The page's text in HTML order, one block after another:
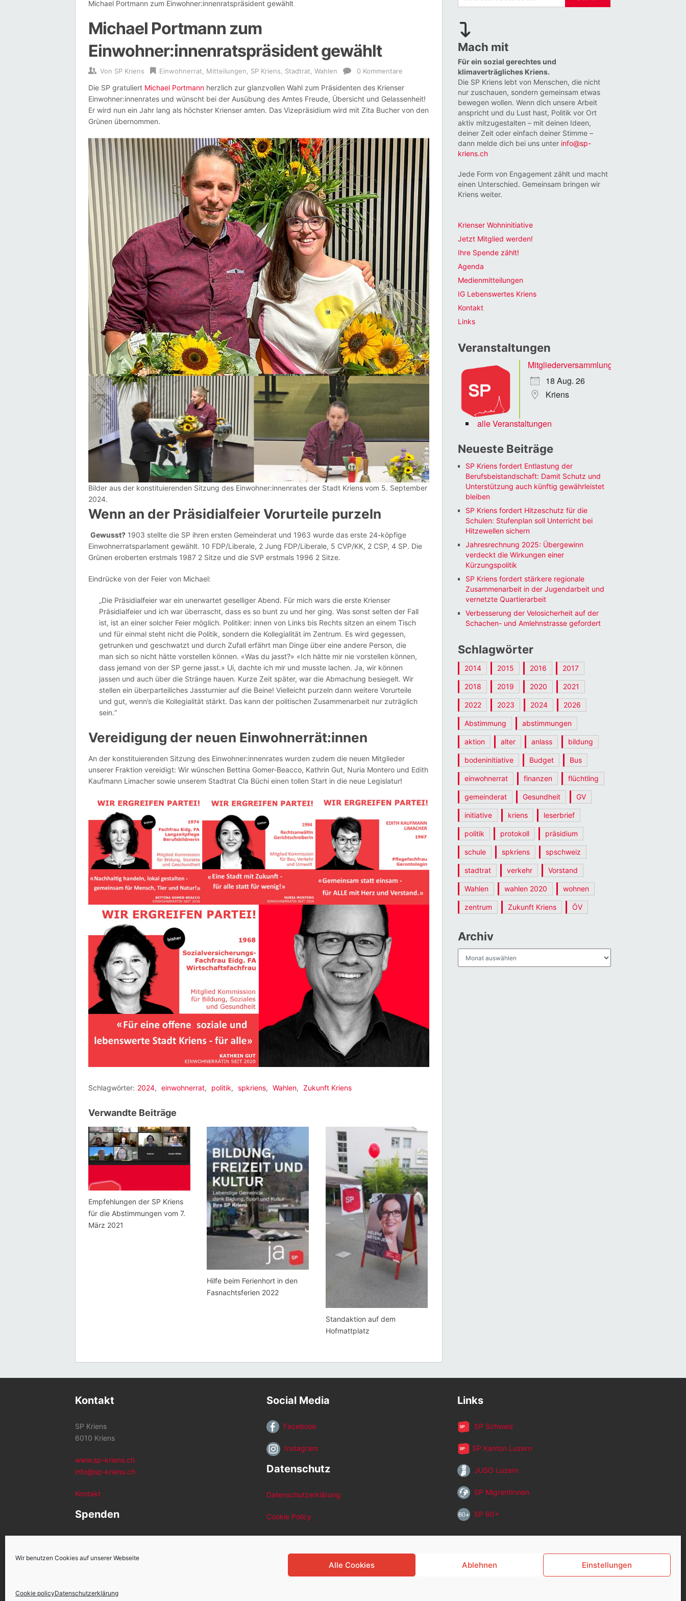
Wir benutzen Cookies auf unserer Webseite
Alle Cookies Ablehnen Einstellungen
Cookie policyDatenschutzerklärung
Michael Portmann zum Einwohner:innenratspräsident gewählt
Michael Portmann zum
Einwohner:innenratspräsident gewählt
Von SP Kriens Einwohnerrat Mitteilungen SP Kriens Stadtrat Wahlen 0 Kommentare
Die SP gratuliert Michael Portmann herzlich zur glanzvollen Wahl zum Präsidenten des Krienser
Einwohner:innenrates und wünscht bei der Ausübung des Amtes Freude, Übersicht und Gelassenheit!
Er wird nun ein Jahr lang als höchster Krienser amten. Das Vizepräsidium wird mit Zita Bucher von den
Grünen übernommen.
Bilder aus der konstituierenden Sitzung des Einwohner:innenrates der Stadt Kriens vom 5. September
2024.
Wenn an der Präsidialfeier Vorurteile purzeln
Gewusst? 1903 stellte die SP ihren ersten Gemeinderat und 1963 wurde das erste 24-köpfige
Einwohnerratsparlament gewählt. 10 FDP/Liberale, 2 Jung FDP/Liberale, 5 CVP/KK, 2 CSP, 4 SP. Die
Grünen eroberten erstmals 1987 2 Sitze und die SVP erstmals 1996 2 Sitze.
Eindrücke von der Feier von Michael:
„Die Präsidialfeier war ein unerwartet geselliger Abend. Für mich wars die erste Krienser
Präsidialfeier und ich war überrascht, dass es so bunt zu und her ging. Was sonst selten der Fall
ist, ist an einer solcher Feier möglich. Politiker: innen von Links bis Rechts sitzen an einem Tisch
und für einmal steht nicht die Politik, sondern die Kollegialität im Zentrum. Es wird gegessen,
getrunken und geschwatzt und durch Zufall erfährt man Dinge über eine andere Person, die
man sich so nicht hätte vorstellen können. «Was du jasst?» «Ich hätte mir nie vorstellen können,
dass jemand von der SP gerne jasst.» Ui, dachte ich mir und musste lachen. Ja, wir können
jassen und auch über die Stränge hauen. Kurze Zeit später, war die Abmachung besiegelt. Wir
stellen ein überparteiliches Jassturnier auf die Beine! Vielleicht purzeln dann weitere Vorurteile
und gut, wenn’s die Kollegialität stärkt. Das kann der politischen Zusammenarbeit nur zuträglich
sein.“
Vereidigung der neuen Einwohnerrät:innen
An der konstituierenden Sitzung des Einwohner:innenrates wurden zudem die neuen Mitglieder
unserer Fraktion vereidigt: Wir wünschen Bettina Gomer-Beacco, Kathrin Gut, Nuria Montero und Edith
Kaufmann Limacher sowie unserem Stadtrat Cla Büchi einen tollen Start in die neue Legislatur!
Schlagwörter: 2024, einwohnerrat, politik, spkriens, Wahlen, Zukunft Kriens
Verwandte Beiträge
Empfehlungen der SP Kriens
für die Abstimmungen vom 7.
März 2021
Hilfe beim Ferienhort in den
Fasnachtsferien 2022
Standaktion auf dem
Hofmattplatz
Mach mit
Für ein sozial gerechtes und
klimaverträgliches Kriens.
Die SP Kriens lebt von Menschen, die nicht
nur zuschauen, sondern gemeinsam etwas
bewegen wollen. Wenn dich unsere Arbeit
anspricht und du Lust hast, Politik vor Ort
aktiv mitzugestalten – mit deinen Ideen,
deiner Zeit oder einfach deiner Stimme –
dann melde dich bei uns unter info@sp-
kriens.ch
Jede Form von Engagement zählt und macht
einen Unterschied. Gemeinsam bringen wir
Kriens weiter.
Krienser Wohninitiative
Jetzt Mitglied werden!
Ihre Spende zählt!
Agenda
Medienmitteilungen
IG Lebenswertes Kriens
Kontakt
Links
Veranstaltungen
Mitgliederversammlung
18 Aug. 26
Kriens
alle Veranstaltungen
Neueste Beiträge
SP Kriens fordert Entlastung der
Berufsbeistandschaft: Damit Schutz und
Unterstützung auch künftig gewährleistet
bleiben
SP Kriens fordert Hitzeschutz für die
Schulen: Stufenplan soll Unterricht bei
Hitzewellen sichern
Jahresrechnung 2025: Übergewinn
verdeckt die Wirkungen einer
Kürzungspolitik
SP Kriens fordert stärkere regionale
Zusammenarbeit in der Jugendarbeit und
vernetzte Quartierarbeit
Verbesserung der Velosicherheit auf der
Schachen- und Amlehnstrasse gefordert
Schlagwörter
2014 2015 2016 2017
2018 2019 2020 2021
2022 2023 2024 2026
Abstimmung abstimmungen
aktion alter anlass bildung
bodeninitiative Budget Bus
einwohnerrat finanzen flüchtling
gemeinderat Gesundheit GV
initiative kriens leserbrief
politik protokoll präsidium
schule spkriens spschweiz
stadtrat verkehr Vorstand
Wahlen wahlen 2020 wohnen
zentrum Zukunft Kriens ÖV
Archiv
Kontakt
SP Kriens
6010 Kriens
www.sp-kriens.ch
info@sp-kriens.ch
Kontakt
Spenden
Social Media
Facebook
Instagram
Datenschutz
Datenschutzerklärung
Cookie Policy
Links
SP Schweiz
SP Kanton Luzern
JUSO Luzern
SP MigrantInnen
SP 60+